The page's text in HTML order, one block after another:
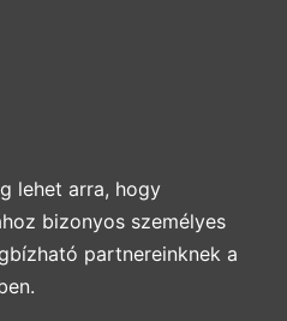
lehet arra, hogy
bizonyos személyes
partnereinknek a